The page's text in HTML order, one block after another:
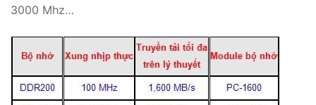
3000 Mhz…